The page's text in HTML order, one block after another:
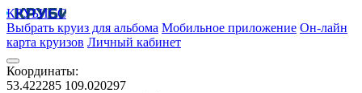
КРУБИСС
Выбрать круиз для альбома Мобильное приложение Он-лайн
карта круизов Личный кабинет
Координаты:
53.422285 109.020297